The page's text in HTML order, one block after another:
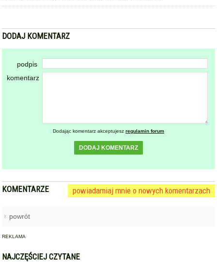
DODAJ KOMENTARZ
podpis
komentarz
Dodając komentarz akceptujesz regulamin forum
DODAJ KOMENTARZ
KOMENTARZE powiadamiaj mnie o nowych komentarzach
powrót
REKLAMA
NAJCZĘŚCIEJ CZYTANE